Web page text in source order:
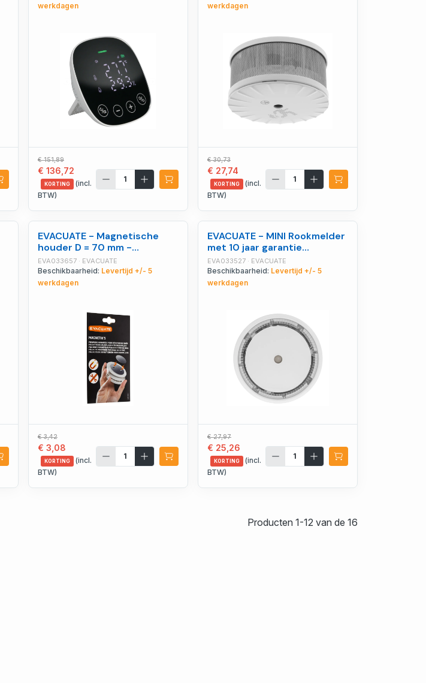
werkdagen
€ 151,89
€ 136,72
KORTING
(incl.
BTW)
werkdagen
€ 30,73
€ 27,74
KORTING
(incl.
BTW)
EVACUATE - Magnetische
houder D = 70 mm -
EVA033657
EVA033657 · EVACUATE
Beschikbaarheid: Levertijd +/- 5
werkdagen
€ 3,42
€ 3,08
KORTING
(incl.
BTW)
EVACUATE - MINI Rookmelder
met 10 jaar garantie
autonomie 10 jaar -
EVA033527
EVA033527 · EVACUATE
Beschikbaarheid: Levertijd +/- 5
werkdagen
€ 27,97
€ 25,26
KORTING
(incl.
BTW)
Producten 1-12 van de 16